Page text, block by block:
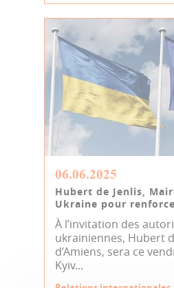
06.06.2025
Hubert de Jenlis,
Ukraine pour
À l’invitation des
ukrainiennes, Hubert
d’Amiens, sera ce
Kyiv...